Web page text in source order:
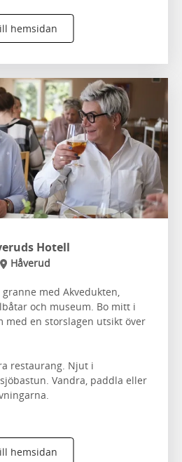
hemsidan
Hotell
Håverud
med Akvedukten,
och museum. Bo mitt i
med en storslagen utsikt över
restaurang. Njut i
Vandra, paddla eller
hemsidan